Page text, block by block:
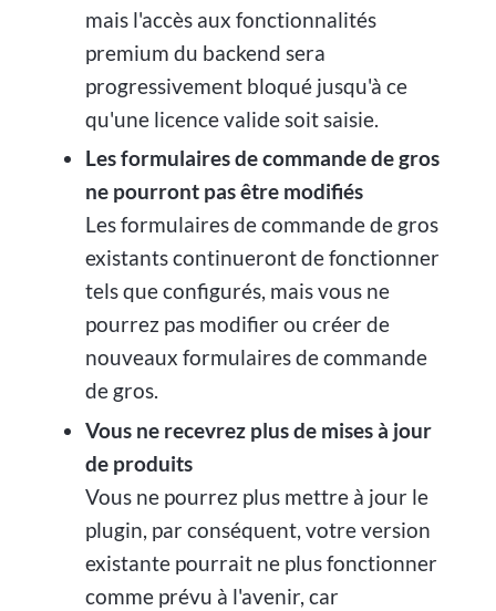
mais l'accès aux fonctionnalités
premium du backend sera
progressivement bloqué jusqu'à ce
qu'une licence valide soit saisie.
Les formulaires de commande de gros
ne pourront pas être modifiés
Les formulaires de commande de gros
existants continueront de fonctionner
tels que configurés, mais vous ne
pourrez pas modifier ou créer de
nouveaux formulaires de commande
de gros.
Vous ne recevrez plus de mises à jour
de produits
Vous ne pourrez plus mettre à jour le
plugin, par conséquent, votre version
existante pourrait ne plus fonctionner
comme prévu à l'avenir, car